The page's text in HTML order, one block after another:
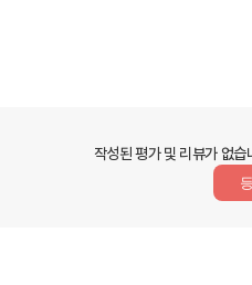
작성된 평가 및 리뷰가 없습